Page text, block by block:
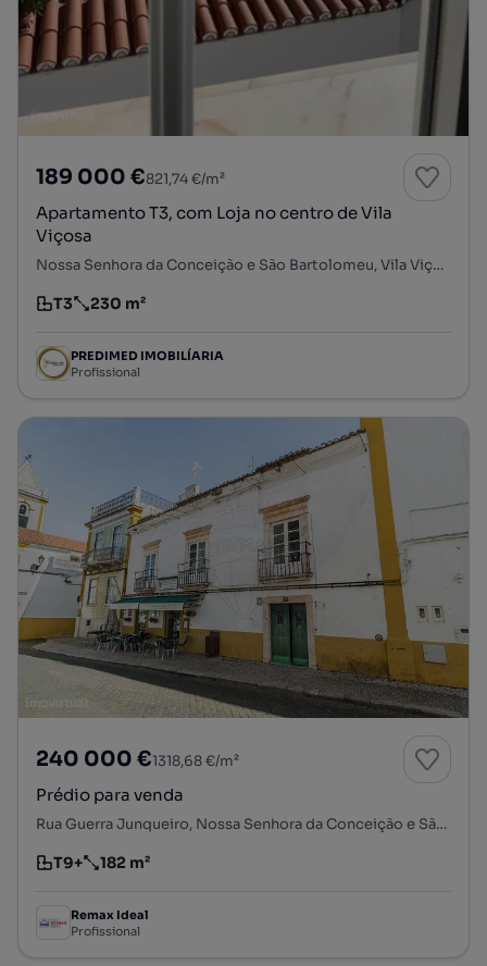
189 000 €821,74 €/m²
Apartamento T3, com Loja no centro de Vila
Viçosa
Nossa Senhora da Conceição e São Bartolomeu, Vila Viçosa, Évora
Tipologia
T3
Preço por metro quadrado
230 m²
PREDIMED IMOBILÍARIA
Profissional
240 000 €1318,68 €/m²
Prédio para venda
Rua Guerra Junqueiro, Nossa Senhora da Conceição e São Bartolomeu, Vila Viçosa, Évora
Tipologia
T9+
Preço por metro quadrado
182 m²
Remax Ideal
Profissional